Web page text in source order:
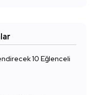
10 Eğlenceli